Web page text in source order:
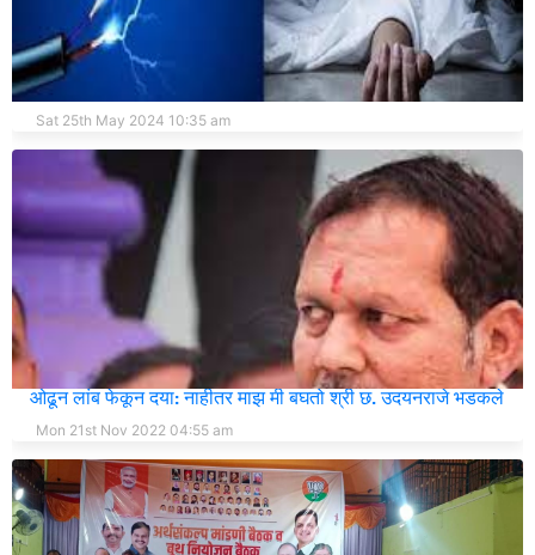
फ्युजबॉक्सचा शॉक लागून दोन सख्ख्या भावांचा मृत्यू
Sat 25th May 2024 10:35 am
तो भाजपच्या प्रवक्ता, त्रिवेदीची हलकपट्टी करा व राज्यपालाला खाली
ओढून लांब फेकून दया: नाहीतर माझ मी बघतो श्री छ. उदयनराजे भडकले
Mon 21st Nov 2022 04:55 am